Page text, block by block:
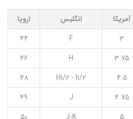
آمریکا انگلیس
اروپا
3
F
44
3.75
H
46
4.5
H1/2 - I1/2
48
4.75
J
49